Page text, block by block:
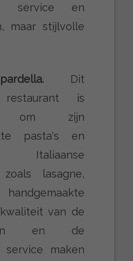
service en
maar stijlvolle
Dit
restaurant is
om zijn
pasta's en
Italiaanse
lasagne,
van de
en de
service maken